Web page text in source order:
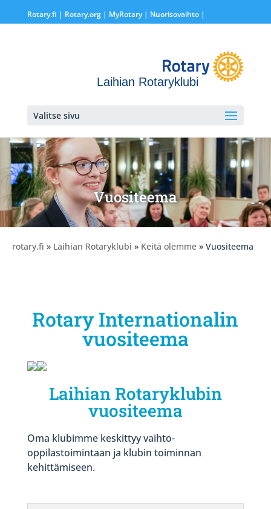
Rotary.fi | Rotary.org| MyRotary | Nuorisovaihto|
Laihian Rotaryklubi
Valitse sivu
Vuositeema
rotary.fi » Laihian Rotaryklubi » Keitä olemme » Vuositeema
Rotary Internationalin
vuositeema
Laihian Rotaryklubin
vuositeema
Oma klubimme keskittyy vaihto-
oppilastoimintaan ja klubin toiminnan
kehittämiseen.